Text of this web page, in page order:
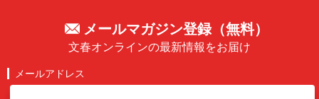
メールマガジン登録（無料）
文春オンラインの最新情報をお届け
メールアドレス